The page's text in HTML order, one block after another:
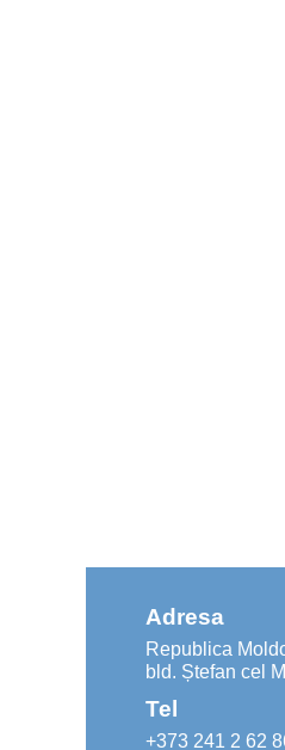
Adresa
Republica
bld. Ștefan cel
Tel
+373 241 2 62